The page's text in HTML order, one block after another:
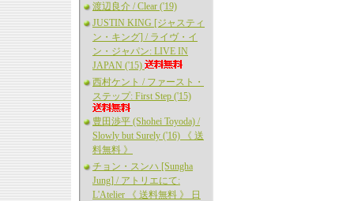
渡辺良介 / Clear ('19)
JUSTIN KING [ジャスティ
ン・キング] / ライヴ・イ
ン・ジャパン: LIVE IN
JAPAN ('15)
西村ケント / ファースト・
ステップ: First Step ('15)
豊田渉平 (Shohei Toyoda) /
Slowly but Surely ('16) 《 送
料無料 》
チョン・スンハ [Sungha
Jung] / アトリエにて:
L'Atelier 《 送料無料 》 日